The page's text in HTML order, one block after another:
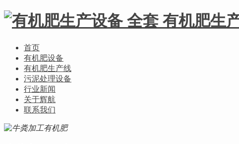
首页
有机肥设备
有机肥生产线
污泥处理设备
行业新闻
关于辉航
联系我们